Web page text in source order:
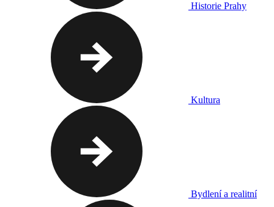
Historie Prahy
Kultura
Bydlení a realitní